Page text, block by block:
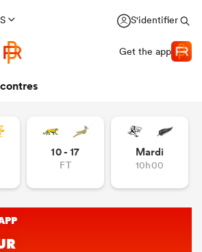
S'identifier
Get the app
10 - 17
FT
Mardi
10h00